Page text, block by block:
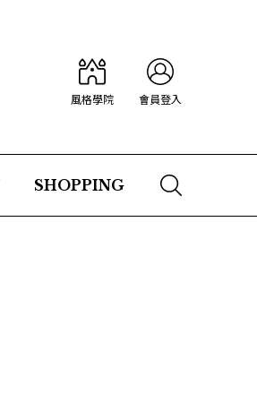
風格學院 會員登入
SHOPPING